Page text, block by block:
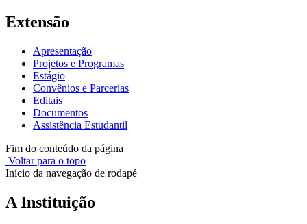
Extensão
Apresentação
Projetos e Programas
Estágio
Convênios e Parcerias
Editais
Documentos
Assistência Estudantil
Fim do conteúdo da página
Voltar para o topo
Início da navegação de rodapé
A Instituição